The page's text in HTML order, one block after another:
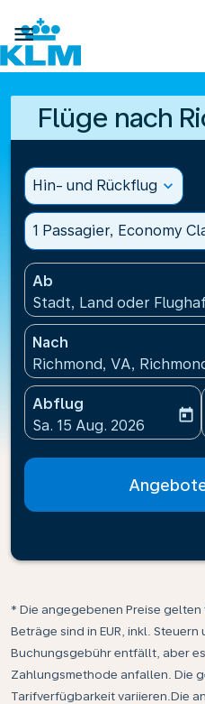

Flüge nach
Hin- und Rückflug expand_more
1 Passagier, Economy
Ab
Stadt, Land oder
Nach
Richmond, VA,
Abflug
fc-booking-departure-
Sa. 15 Aug. 2026
today
* Die angegebenen Preise
Beträge sind in EUR, inkl. Steuern
Buchungsgebühr entfällt, aber
Zahlungsmethode anfallen. Die
Tarifverfügbarkeit variieren.Die